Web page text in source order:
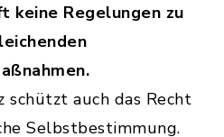
keine Regelungen zu
schützt auch das Recht
Selbstbestimmung.